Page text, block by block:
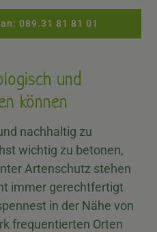
089.31 81 81 01
und
können
nachhaltig zu
wichtig zu betonen,
Artenschutz stehen
immer gerechtfertigt
in der Nähe von
frequentierten Orten